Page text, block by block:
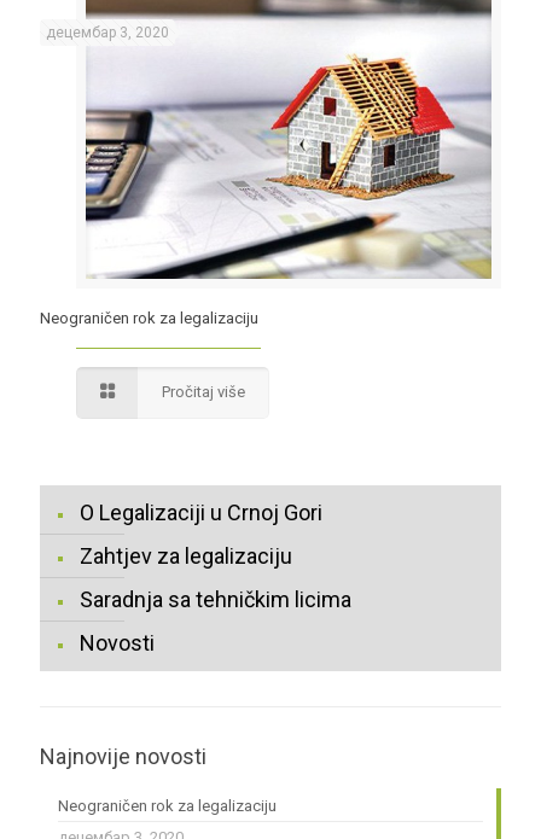
децембар 3, 2020
Neograničen rok za legalizaciju
Pročitaj više
O Legalizaciji u Crnoj Gori
Zahtjev za legalizaciju
Saradnja sa tehničkim licima
Novosti
Najnovije novosti
Neograničen rok za legalizaciju